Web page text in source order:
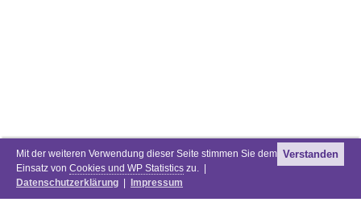
Mit der weiteren Verwendung dieser Seite stimmen Sie dem
Einsatz von Cookies und WP Statistics zu. |
Datenschutzerklärung
Impressum
Verstanden